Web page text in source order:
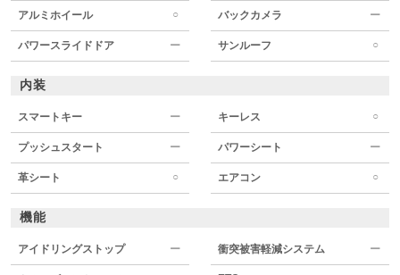
アルミホイール ○ バックカメラ ー
パワースライドドア ー サンルーフ ○
内装
スマートキー ー キーレス ○
プッシュスタート ー パワーシート ー
革シート ○ エアコン ○
機能
アイドリングストップ ー 衝突被害軽減システム ー